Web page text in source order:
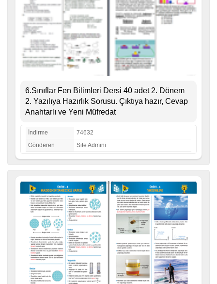
6.Sınıflar Fen Bilimleri Dersi 40 adet 2. Dönem
2. Yazılıya Hazırlık Sorusu. Çıktıya hazır, Cevap
Anahtarlı ve Yeni Müfredat
İndirme
74632
Gönderen
Site Admini